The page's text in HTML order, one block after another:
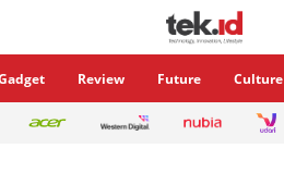
Review Future Culture